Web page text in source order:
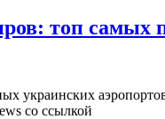
топ самых
украинских
со ссылкой